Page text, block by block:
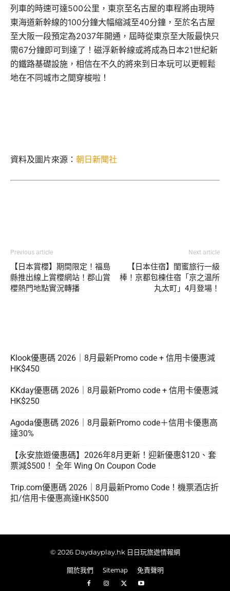
列車的時速可達500公里，東京至名古屋的車程將由現時
東海道新幹線的100分鐘大幅縮減至40分鐘，至於名古屋
至大阪一段預定為2037年開通，屆時從東京至大阪最快只
需67分鐘即可到達了！磁浮新幹線或將成為日本21世紀新
的鐵路基礎設施，相信在不久的將來到日本玩可以更輕鬆
地在不同城市之間穿梭啦！
資料及圖片來源： 朝日新聞社
Previous article
【日本賞櫻】期間限定！福島
縣推出線上賞櫻網站！郡山賞
櫻熱門地點實況轉播
Next article
【日本住宿】閨蜜旅行一級
棒！京都包棟住宿「京之温所
丸太町」4月登場！
Klook優惠碼 2026｜8月最新Promo code + 信用卡優惠減
HK$450
KKday優惠碼 2026｜8月最新Promo code + 信用卡優惠減
HK$250
Agoda優惠碼 2026｜8月最新Promo code＋信用卡優惠高
達30%
【永安旅遊優惠碼】2026年8月更新！迎新優惠$120、套
票減$500！ 全年 Wing On Coupon Code
Trip.com優惠碼 2026｜8月最新Promo Code！機票酒店折
扣/信用卡優惠高達HK$500
© 2026 Daydayplay.hk 日日玩旅遊情報網
關於我們 Sitemap 免責聲明